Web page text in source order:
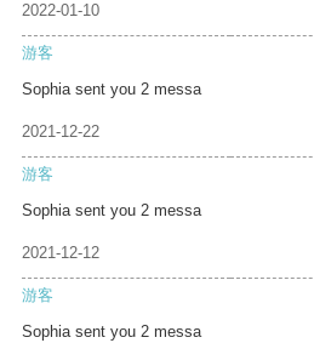
2022-01-10
游客
Sophia sent you 2 messa
2021-12-22
游客
Sophia sent you 2 messa
2021-12-12
游客
Sophia sent you 2 messa